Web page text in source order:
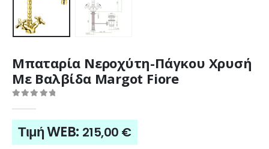
Μπαταρία Νεροχύτη-Πάγκου Χρυσή
Με Βαλβίδα Margot Fiore
Τιμή WEB: 215,00 €